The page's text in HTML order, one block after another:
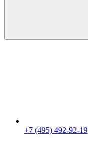
+7 (495) 492-92-19